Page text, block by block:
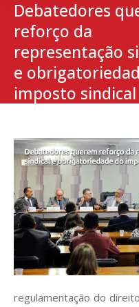
Debatedores
reforço da
representação
e
imposto sindical
regulamentação do